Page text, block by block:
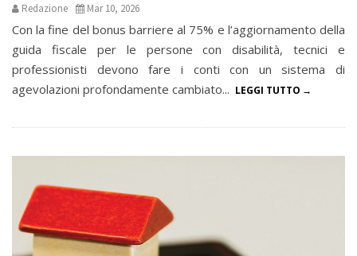
Redazione Mar 10, 2026
Con la fine del bonus barriere al 75% e l’aggiornamento della
guida fiscale per le persone con disabilità, tecnici e
professionisti devono fare i conti con un sistema di
agevolazioni profondamente cambiato... LEGGI TUTTO